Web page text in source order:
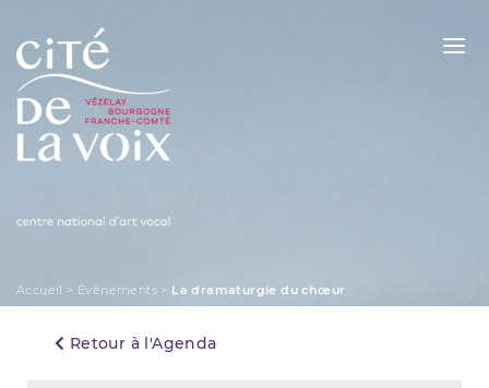
Skip
content
Accueil > Évènements > La dramaturgie du chœur
Retour à l'Agenda